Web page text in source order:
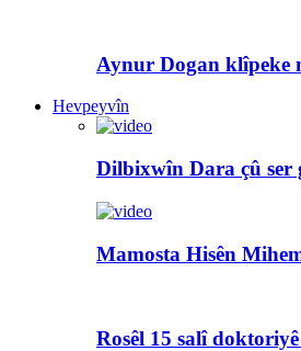
Aynur Dogan klîpeke
Hevpeyvîn
Dilbixwîn Dara çû ser
Mamosta Hisên
Rosêl 15 salî